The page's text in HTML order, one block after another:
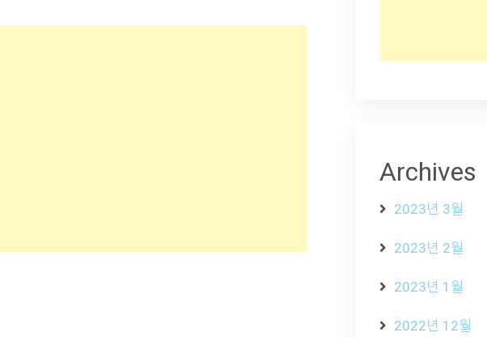
Archives
2023년 3월
2023년 2월
2023년 1월
2022년 12월